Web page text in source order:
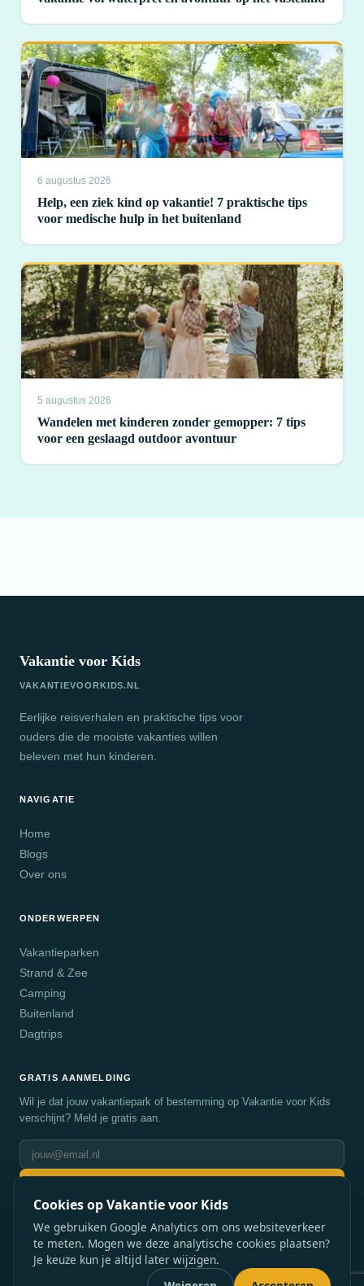
6 augustus 2026
Help, een ziek kind op vakantie! 7 praktische tips
voor medische hulp in het buitenland
5 augustus 2026
Wandelen met kinderen zonder gemopper: 7 tips
voor een geslaagd outdoor avontuur
Vakantie voor Kids
VAKANTIEVOORKIDS.NL
Eerlijke reisverhalen en praktische tips voor
ouders die de mooiste vakanties willen
beleven met hun kinderen.
NAVIGATIE
Home
Blogs
Over ons
ONDERWERPEN
Vakantieparken
Strand & Zee
Camping
Buitenland
Dagtrips
GRATIS AANMELDING
Wil je dat jouw vakantiepark of bestemming op Vakantie voor Kids
verschijnt? Meld je gratis aan.
© 2026 Vakantie voor Kids. Alle rechten voorbehouden.
Cookies op Vakantie voor Kids
We gebruiken Google Analytics om ons websiteverkeer
te meten. Mogen we deze analytische cookies plaatsen?
Je keuze kun je altijd later wijzigen.